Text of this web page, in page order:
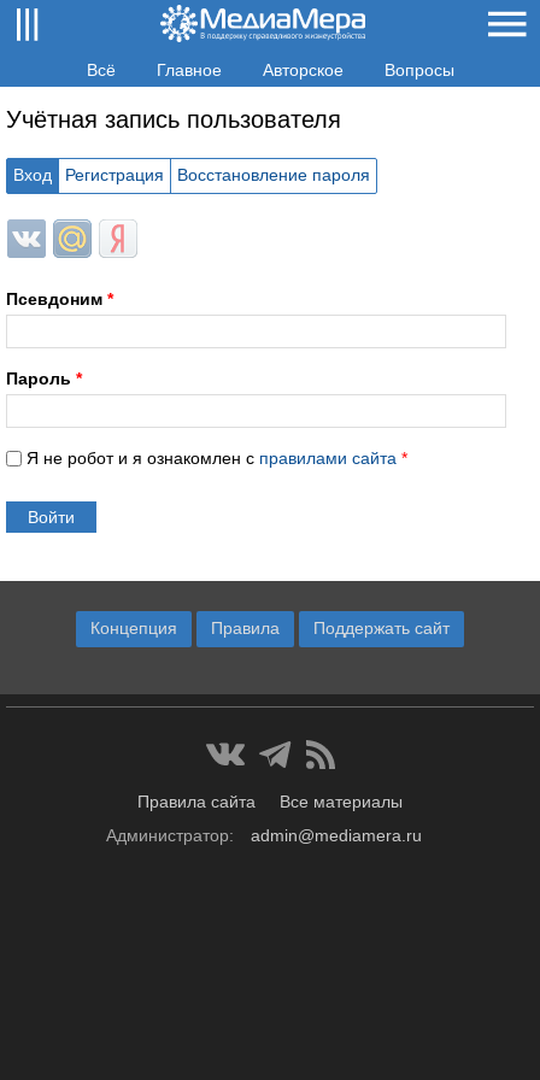
Всё Главное Авторское Вопросы
Учётная запись пользователя
Вход Регистрация Восстановление пароля
Login with ВКонтакте
Login with Mail.ru
Login with Яндекс
Псевдоним *
Пароль *
Я не робот и я ознакомлен с правилами сайта *
Концепция Правила Поддержать сайт
Правила сайта
Все материалы
Администратор:
admin@mediamera.ru